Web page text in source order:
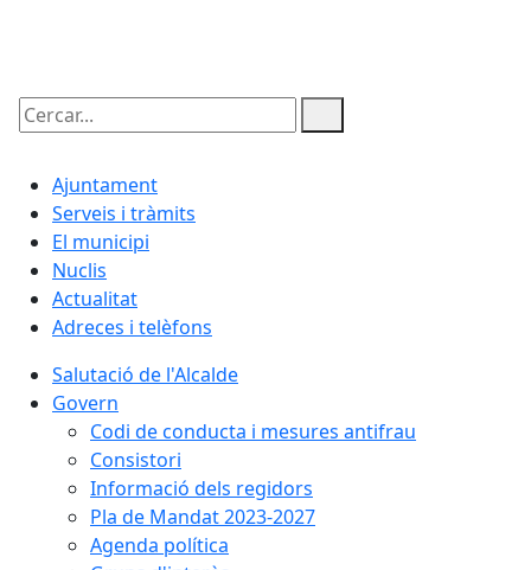
Cercar:
Ajuntament
Serveis i tràmits
El municipi
Nuclis
Actualitat
Adreces i telèfons
Salutació de l'Alcalde
Govern
Codi de conducta i mesures antifrau
Consistori
Informació dels regidors
Pla de Mandat 2023-2027
Agenda política